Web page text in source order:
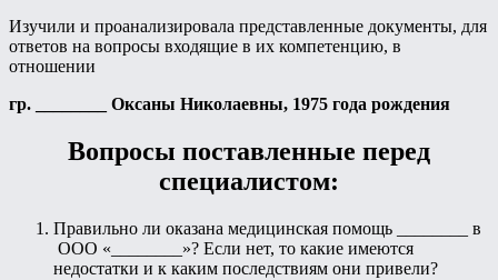
Изучили и проанализировала представленные документы, для
ответов на вопросы входящие в их компетенцию, в
отношении
гр. ________ Оксаны Николаевны, 1975 года рождения
Вопросы поставленные перед
специалистом:
Правильно ли оказана медицинская помощь ________ в
ООО «________»? Если нет, то какие имеются
недостатки и к каким последствиям они привели?